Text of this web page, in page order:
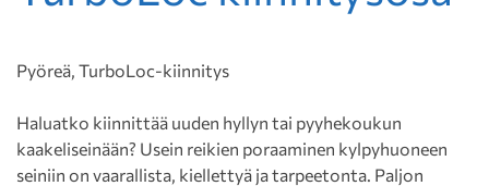
Pyöreä, TurboLoc-kiinnitys
Haluatko kiinnittää uuden hyllyn tai pyyhekoukun
kaakeliseinään? Usein reikien poraaminen kylpyhuoneen
seiniin on vaarallista, kiellettyä ja tarpeetonta. Paljon